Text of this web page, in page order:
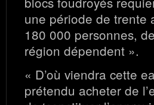
une période de trente
180 000 personnes,
région dépendent ».
« D’où viendra cette
prétendu acheter de